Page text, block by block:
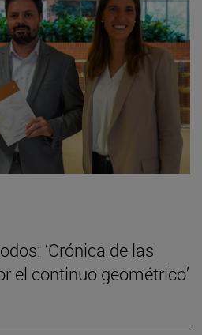
‘Crónica de las
el continuo geométrico’